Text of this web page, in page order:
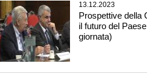
13.12.2023
Prospettive della
il futuro del
giornata)